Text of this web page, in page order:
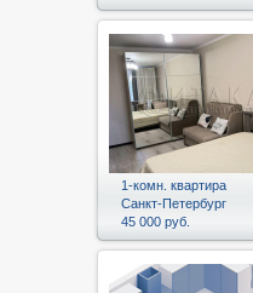
1-комн. квартира
Санкт-Петербург
45 000 руб.